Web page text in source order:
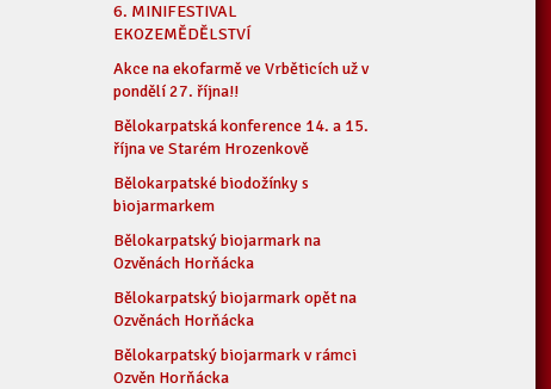
6. MINIFESTIVAL
EKOZEMĚDĚLSTVÍ
Akce na ekofarmě ve Vrběticích už v
pondělí 27. října!!
Bělokarpatská konference 14. a 15.
října ve Starém Hrozenkově
Bělokarpatské biodožínky s
biojarmarkem
Bělokarpatský biojarmark na
Ozvěnách Horňácka
Bělokarpatský biojarmark opět na
Ozvěnách Horňácka
Bělokarpatský biojarmark v rámci
Ozvěn Horňácka